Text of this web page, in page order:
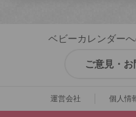
ベビーカレンダー
ご意見・
運営会社 個人情